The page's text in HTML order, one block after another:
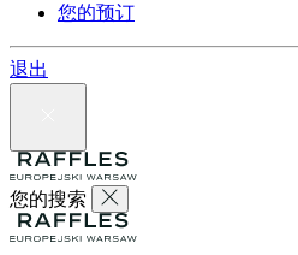
您的预订
退出
您的搜索